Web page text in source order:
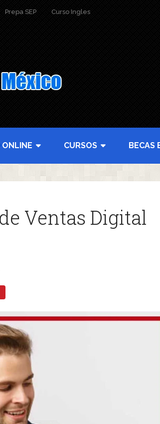
Prepa SEP Curso Ingles
ONLINE CURSOS BECAS
Ventas Digital